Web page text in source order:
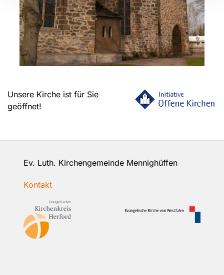
Unsere Kirche ist für Sie
geöffnet!
Ev. Luth. Kirchengemeinde Mennighüffen
Kontakt